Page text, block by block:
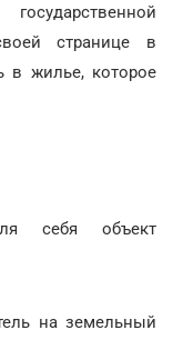
странице в
в жилье, которое
себя объект
на земельный